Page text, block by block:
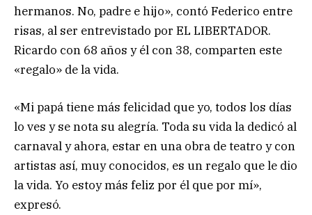
hermanos. No, padre e hijo», contó Federico entre
risas, al ser entrevistado por EL LIBERTADOR.
Ricardo con 68 años y él con 38, comparten este
«regalo» de la vida.
«Mi papá tiene más felicidad que yo, todos los días
lo ves y se nota su alegría. Toda su vida la dedicó al
carnaval y ahora, estar en una obra de teatro y con
artistas así, muy conocidos, es un regalo que le dio
la vida. Yo estoy más feliz por él que por mí»,
expresó.